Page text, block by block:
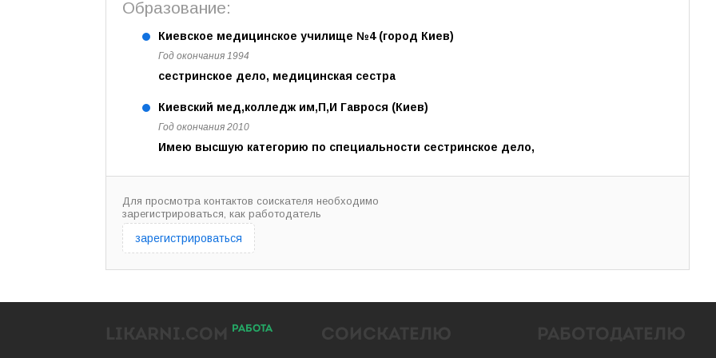
Образование:
Киевское медицинское училище №4 (город Киев)
Год окончания 1994
сестринское дело, медицинская сестра
Киевский мед,колледж им,П,И Гаврося (Киев)
Год окончания 2010
Имею высшую категорию по специальности сестринское дело,
Для просмотра контактов соискателя необходимо
зарегистрироваться, как работодатель
зарегистрироваться
РАБОТА